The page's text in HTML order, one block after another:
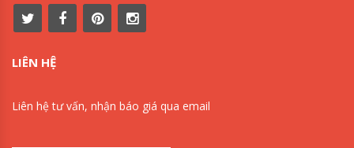
LIÊN HỆ
Liên hệ tư vấn, nhận báo giá qua email